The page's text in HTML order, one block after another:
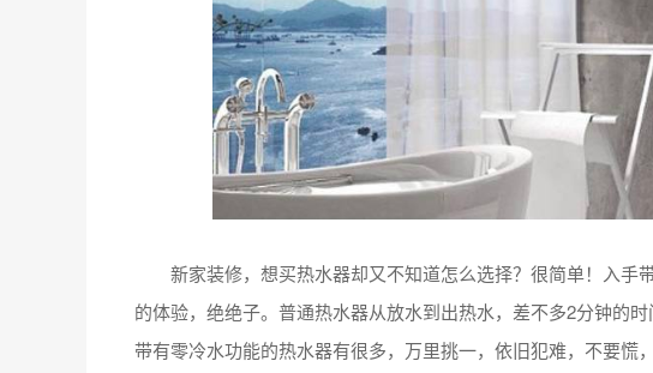
新家装修，想买热水器却又不知道怎么选择？很简单！入手
的体验，绝绝子。普通热水器从放水到出热水，差不多2分钟的
带有零冷水功能的热水器有很多，万里挑一，依旧犯难，不要慌